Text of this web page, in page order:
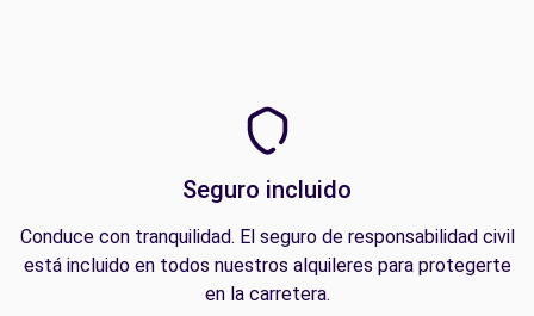
Seguro incluido
Conduce con tranquilidad. El seguro de responsabilidad civil
está incluido en todos nuestros alquileres para protegerte
en la carretera.